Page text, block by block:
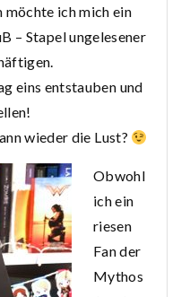
möchte ich mich ein
– Stapel ungelesener
eins entstauben und
wieder die Lust?
Obwohl
ich ein
riesen
Fan der
Mythos